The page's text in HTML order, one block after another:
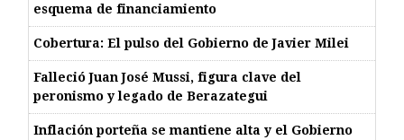
esquema de financiamiento
Cobertura: El pulso del Gobierno de Javier Milei
Falleció Juan José Mussi, figura clave del
peronismo y legado de Berazategui
Inflación porteña se mantiene alta y el Gobierno